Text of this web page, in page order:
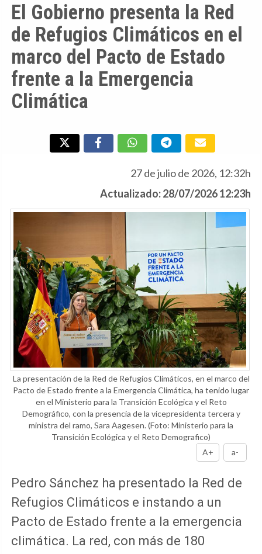
El Gobierno presenta la Red
de Refugios Climáticos en el
marco del Pacto de Estado
frente a la Emergencia
Climática
27 de julio de 2026, 12:32h
Actualizado: 28/07/2026 12:23h
La presentación de la Red de Refugios Climáticos, en el marco del
Pacto de Estado frente a la Emergencia Climática, ha tenido lugar
en el Ministerio para la Transición Ecológica y el Reto
Demográfico, con la presencia de la vicepresidenta tercera y
ministra del ramo, Sara Aagesen.(Foto: Ministerio para la
Transición Ecológica y el Reto Demografico)
A+
a-
Pedro Sánchez ha presentado la Red de
Refugios Climáticos e instando a un
Pacto de Estado frente a la emergencia
climática. La red, con más de 180